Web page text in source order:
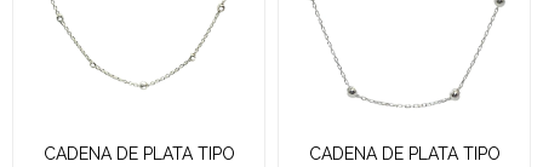
CADENA DE PLATA TIPO
CADENA DE PLATA TIPO